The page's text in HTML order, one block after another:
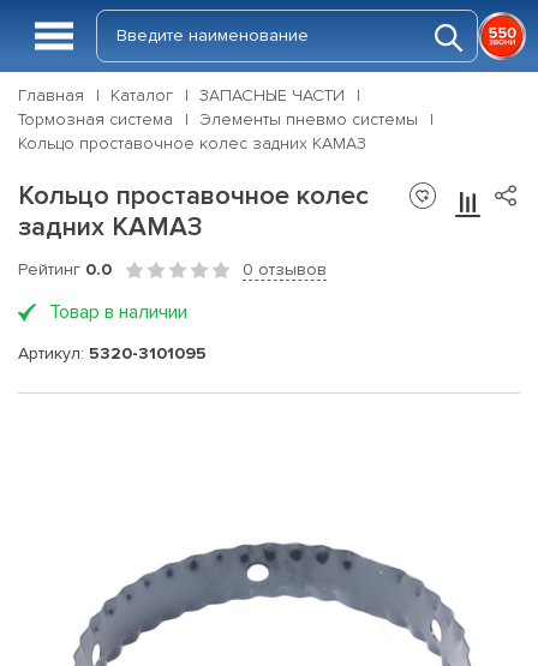
Главная Каталог
ЗАПАСНЫЕ ЧАСТИ
Тормозная система
Элементы пневмо системы
Кольцо проставочное колес задних КАМАЗ
Кольцо проставочное колес
задних КАМАЗ
Рейтинг 0.0 0 отзывов
Товар в наличии
Артикул: 5320-3101095